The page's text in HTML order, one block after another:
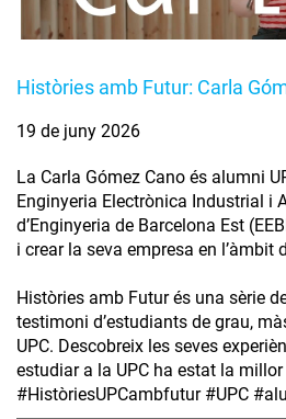
Històries amb Futur: Carla
19 de juny 2026
La Carla Gómez Cano és alumni
Enginyeria Electrònica Industrial i
d’Enginyeria de Barcelona Est
i crear la seva empresa en
Històries amb Futur és una sèrie
testimoni d’estudiants de grau,
UPC. Descobreix les seves
estudiar a la UPC ha estat la
#HistòriesUPCambfutur #UPC